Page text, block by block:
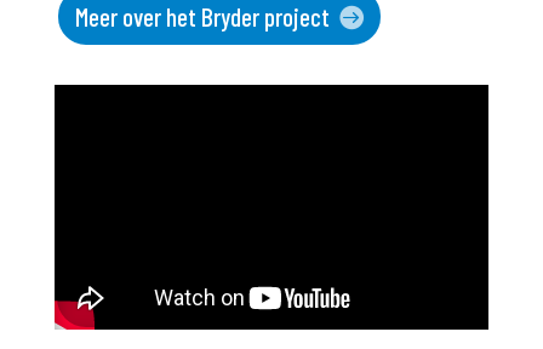
Meer over het Bryder project